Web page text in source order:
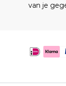
van je